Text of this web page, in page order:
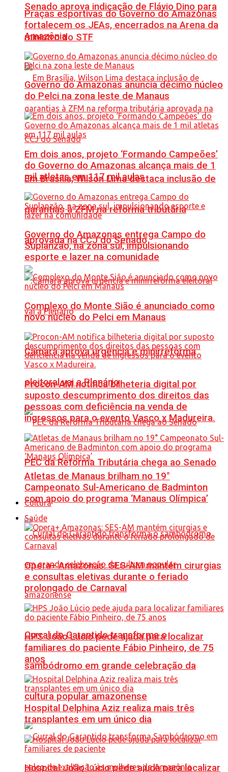
Senado aprova indicação de Flávio Dino para
ministro do STF
Em Brasília, Wilson Lima destaca inclusão de
garantias à ZFM na reforma tributária
aprovada na CCJ do Senado
Câmara aprova urgência e minirreforma
eleitoral vai a Plenário
PEC da Reforma Tributária chega ao Senado
Cultura
Curral do Garantido transforma o
sambódromo em grande celebração da
cultura popular amazonense
Praças esportivas do Governo do Amazonas
fortalecem os JEAs, encerrados na Arena da
Amazônia
Governo do Amazonas anuncia décimo núcleo
do Pelci na zona leste de Manaus
Em dois anos, projeto ‘Formando Campeões’
do Governo do Amazonas alcança mais de 1
mil atletas em 117 mil aulas
Governo do Amazonas entrega Campo do
Suplanzão, na zona sul, impulsionando
esporte e lazer na comunidade
Complexo do Monte Sião é anunciado como
novo núcleo do Pelci em Manaus
Procon-AM notifica bilheteria digital por
suposto descumprimento dos direitos das
pessoas com deficiência na venda de
ingressos para o evento Vasco x Madureira.
Atletas de Manaus brilham no 19°
Campeonato Sul-Americano de Badminton
com apoio do programa ‘Manaus Olímpica’
Saúde
Opera+ Amazonas: SES-AM mantém cirurgias
e consultas eletivas durante o feriado
prolongado de Carnaval
HPS João Lúcio pede ajuda para localizar
familiares do paciente Fábio Pinheiro, de 75
anos
Hospital Delphina Aziz realiza mais três
transplantes em um único dia
Hospital João Lúcio pede ajuda para localizar